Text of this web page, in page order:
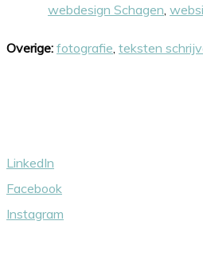
webdesign Schagen
Overige: fotografie teksten
LinkedIn
Facebook
Instagram